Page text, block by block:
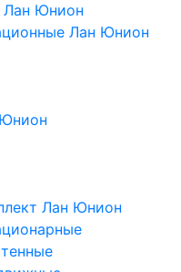
Лан Юнион
Лан Юнион
Лан Юнион